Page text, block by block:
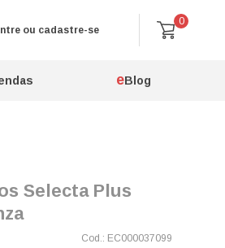
0
ou cadastre-se
eBlog
Selecta Plus
EC000037099